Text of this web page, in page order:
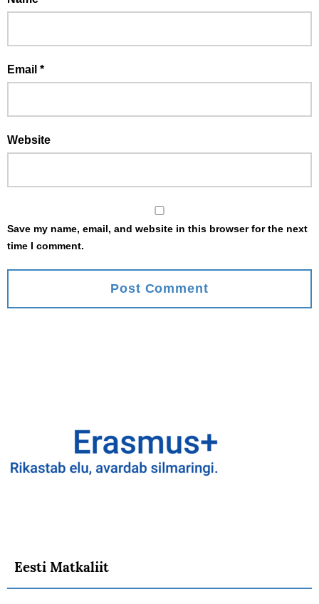
Email *
Website
Save my name, email, and website in this browser for the next
time I comment.
Eesti Matkaliit